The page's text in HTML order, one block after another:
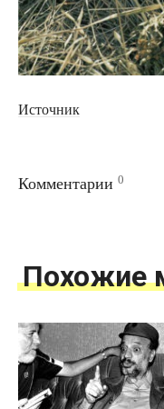
Источник
Комментарии 0
Похожие